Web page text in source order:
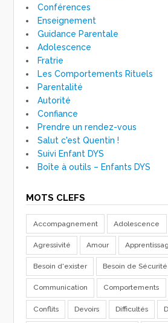
Conférences
Enseignement
Guidance Parentale
Adolescence
Fratrie
Les Comportements Rituels
Parentalité
Autorité
Confiance
Prendre un rendez-vous
Salut c'est Quentin !
Suivi Enfant DYS
Boîte à outils – Enfants DYS
MOTS CLEFS
Accompagnement Adolescence
Agressivité Amour
Besoin d'exister Besoin de Sécurité
Communication Comportements
Conflits Devoirs Difficultés